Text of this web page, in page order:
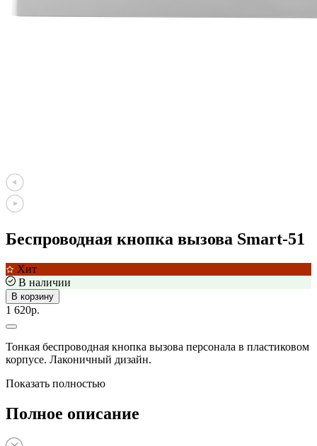
Беспроводная кнопка вызова Smart-51
Хит
В наличии
В корзину
1 620р.
Тонкая беспроводная кнопка вызова персонала в пластиковом
корпусе. Лаконичный дизайн.
Показать полностью
Полное описание